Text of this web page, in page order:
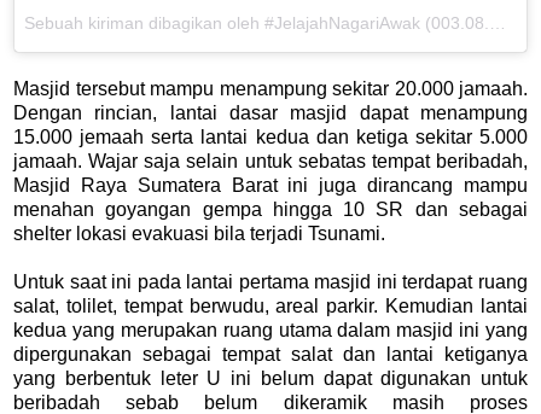
Masjid tersebut mampu menampung sekitar 20.000 jamaah.
Dengan rincian, lantai dasar masjid dapat menampung
15.000 jemaah serta lantai kedua dan ketiga sekitar 5.000
jamaah. Wajar saja selain untuk sebatas tempat beribadah,
Masjid Raya Sumatera Barat ini juga dirancang mampu
menahan goyangan gempa hingga 10 SR dan sebagai
shelter lokasi evakuasi bila terjadi Tsunami.
Untuk saat ini pada lantai pertama masjid ini terdapat ruang
salat, tolilet, tempat berwudu, areal parkir. Kemudian lantai
kedua yang merupakan ruang utama dalam masjid ini yang
dipergunakan sebagai tempat salat dan lantai ketiganya
yang berbentuk leter U ini belum dapat digunakan untuk
beribadah sebab belum dikeramik masih proses